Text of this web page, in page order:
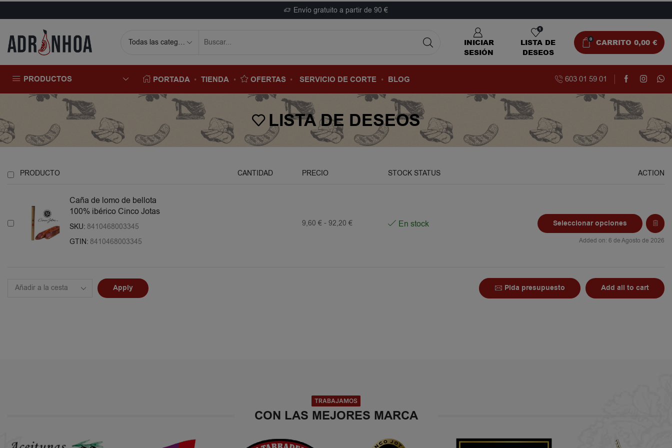
Envío gratuito a partir de 90 €
INICIAR
SESIÓN
1
LISTA DE
DESEOS
0 CARRITO 0,00 €
PRODUCTOS PORTADA TIENDA OFERTAS SERVICIO DE CORTE BLOG 603 01 59 01
LISTA DE DESEOS
PRODUCTO CANTIDAD PRECIO STOCK STATUS ACTION
Caña de lomo de bellota
100% ibérico Cinco Jotas
SKU: 8410468003345
GTIN: 8410468003345
9,60 € - 92,20 € En stock Seleccionar opciones
Added on: 6 de Agosto de 2026
Apply Pida presupuesto Add all to cart
TRABAJAMOS
CON LAS MEJORES MARCA